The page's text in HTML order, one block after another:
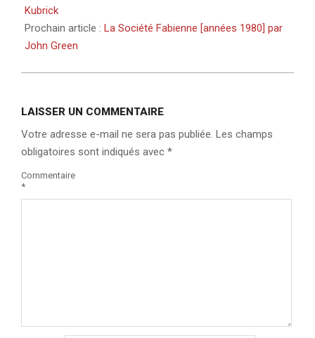
Kubrick
Prochain article : La Société Fabienne [années 1980] par
John Green
LAISSER UN COMMENTAIRE
Votre adresse e-mail ne sera pas publiée. Les champs
obligatoires sont indiqués avec *
Commentaire
*